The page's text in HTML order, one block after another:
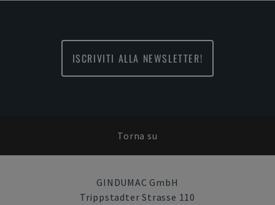
ISCRIVITI ALLA NEWSLETTER!
Torna su
GINDUMAC GmbH
Trippstadter Strasse 110